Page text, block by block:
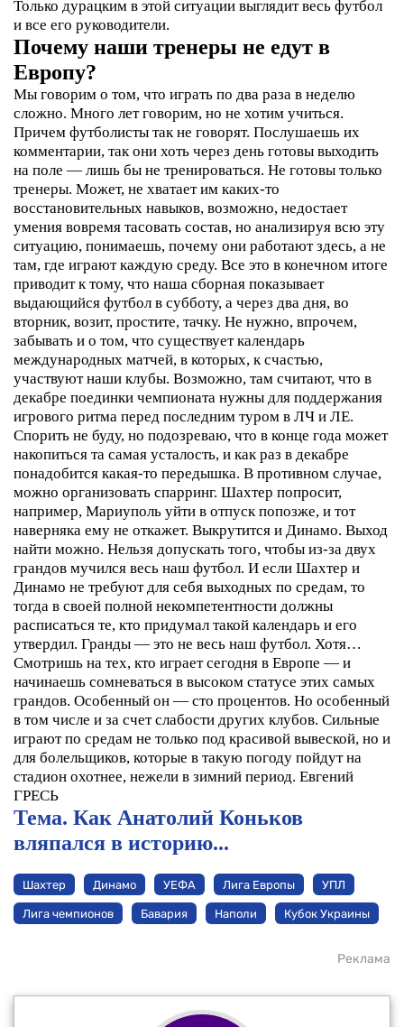
Только дурацким в этой ситуации выглядит весь футбол
и все его руководители.
Почему наши тренеры не едут в
Европу?
Мы говорим о том, что играть по два раза в неделю
сложно. Много лет говорим, но не хотим учиться.
Причем футболисты так не говорят. Послушаешь их
комментарии, так они хоть через день готовы выходить
на поле — лишь бы не тренироваться. Не готовы только
тренеры. Может, не хватает им каких-то
восстановительных навыков, возможно, недостает
умения вовремя тасовать состав, но анализируя всю эту
ситуацию, понимаешь, почему они работают здесь, а не
там, где играют каждую среду. Все это в конечном итоге
приводит к тому, что наша сборная показывает
выдающийся футбол в субботу, а через два дня, во
вторник, возит, простите, тачку. Не нужно, впрочем,
забывать и о том, что существует календарь
международных матчей, в которых, к счастью,
участвуют наши клубы. Возможно, там считают, что в
декабре поединки чемпионата нужны для поддержания
игрового ритма перед последним туром в ЛЧ и ЛЕ.
Спорить не буду, но подозреваю, что в конце года может
накопиться та самая усталость, и как раз в декабре
понадобится какая-то передышка. В противном случае,
можно организовать спарринг. Шахтер попросит,
например, Мариуполь уйти в отпуск попозже, и тот
наверняка ему не откажет. Выкрутится и Динамо. Выход
найти можно. Нельзя допускать того, чтобы из-за двух
грандов мучился весь наш футбол. И если Шахтер и
Динамо не требуют для себя выходных по средам, то
тогда в своей полной некомпетентности должны
расписаться те, кто придумал такой календарь и его
утвердил. Гранды — это не весь наш футбол. Хотя…
Смотришь на тех, кто играет сегодня в Европе — и
начинаешь сомневаться в высоком статусе этих самых
грандов. Особенный он — сто процентов. Но особенный
в том числе и за счет слабости других клубов. Сильные
играют по средам не только под красивой вывеской, но и
для болельщиков, которые в такую погоду пойдут на
стадион охотнее, нежели в зимний период. Евгений
ГРЕСЬ
Тема. Как Анатолий Коньков
вляпался в историю...
Шахтер Динамо УЕФА Лига Европы УПЛ
Лига чемпионов Бавария Наполи Кубок Украины
Реклама